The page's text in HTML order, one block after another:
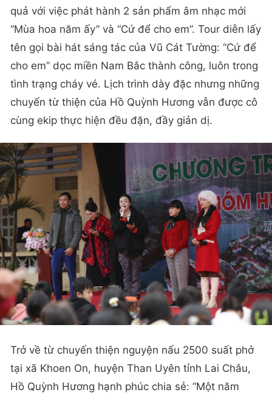
quả với việc phát hành 2 sản phẩm âm nhạc mới
“Mùa hoa năm ấy” và “Cứ để cho em”. Tour diễn lấy
tên gọi bài hát sáng tác của Vũ Cát Tường: “Cứ để
cho em” dọc miền Nam Bắc thành công, luôn trong
tình trạng cháy vé. Lịch trình dày đặc nhưng những
chuyến từ thiện của Hồ Quỳnh Hương vẫn được cô
cùng ekip thực hiện đều đặn, đầy giản dị.
Trở về từ chuyến thiện nguyện nấu 2500 suất phở
tại xã Khoen On, huyện Than Uyên tỉnh Lai Châu,
Hồ Quỳnh Hương hạnh phúc chia sẻ: “Một năm